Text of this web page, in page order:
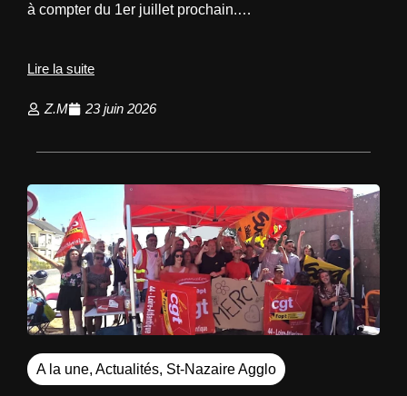
à compter du 1er juillet prochain.…
Lire la suite
Z.M 23 juin 2026
A la une, Actualités, St-Nazaire Agglo